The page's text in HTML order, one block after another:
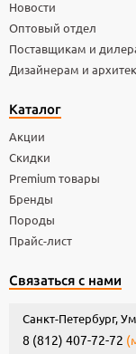
Новости
Оптовый отдел
Поставщикам и
Дизайнерам и
Каталог
Акции
Скидки
Premium товары
Бренды
Породы
Прайс-лист
Связаться с нами
Санкт-Петербург,
8 (812) 407-72-72